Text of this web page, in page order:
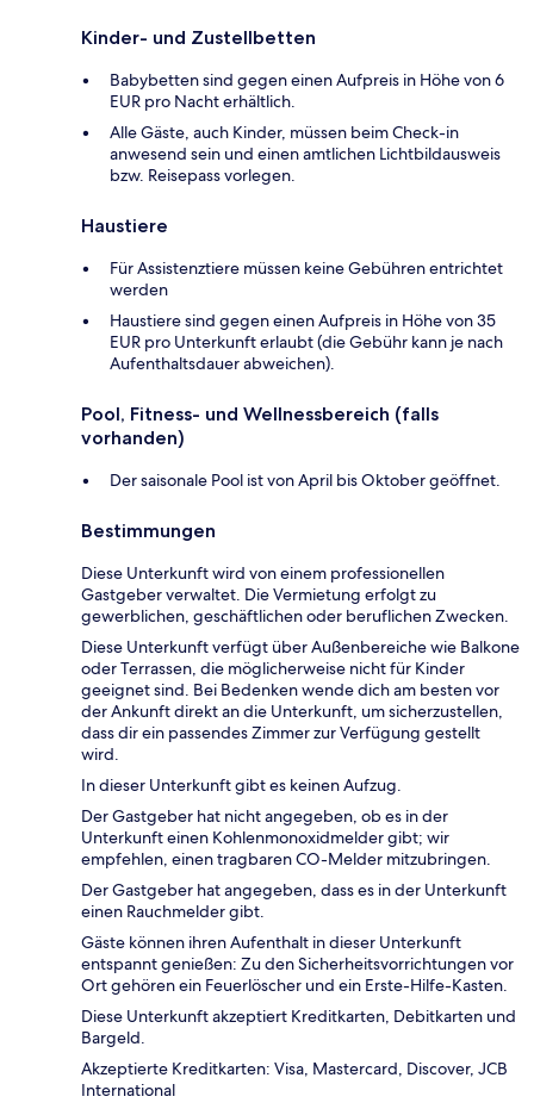
Kinder- und Zustellbetten
Babybetten sind gegen einen Aufpreis in Höhe von 6
EUR pro Nacht erhältlich.
Alle Gäste, auch Kinder, müssen beim Check-in
anwesend sein und einen amtlichen Lichtbildausweis
bzw. Reisepass vorlegen.
Haustiere
Für Assistenztiere müssen keine Gebühren entrichtet
werden
Haustiere sind gegen einen Aufpreis in Höhe von 35
EUR pro Unterkunft erlaubt (die Gebühr kann je nach
Aufenthaltsdauer abweichen).
Pool, Fitness- und Wellnessbereich (falls
vorhanden)
Der saisonale Pool ist von April bis Oktober geöffnet.
Bestimmungen
Diese Unterkunft wird von einem professionellen
Gastgeber verwaltet. Die Vermietung erfolgt zu
gewerblichen, geschäftlichen oder beruflichen Zwecken.
Diese Unterkunft verfügt über Außenbereiche wie Balkone
oder Terrassen, die möglicherweise nicht für Kinder
geeignet sind. Bei Bedenken wende dich am besten vor
der Ankunft direkt an die Unterkunft, um sicherzustellen,
dass dir ein passendes Zimmer zur Verfügung gestellt
wird.
In dieser Unterkunft gibt es keinen Aufzug.
Der Gastgeber hat nicht angegeben, ob es in der
Unterkunft einen Kohlenmonoxidmelder gibt; wir
empfehlen, einen tragbaren CO-Melder mitzubringen.
Der Gastgeber hat angegeben, dass es in der Unterkunft
einen Rauchmelder gibt.
Gäste können ihren Aufenthalt in dieser Unterkunft
entspannt genießen: Zu den Sicherheitsvorrichtungen vor
Ort gehören ein Feuerlöscher und ein Erste-Hilfe-Kasten.
Diese Unterkunft akzeptiert Kreditkarten, Debitkarten und
Bargeld.
Akzeptierte Kreditkarten: Visa, Mastercard, Discover, JCB
International